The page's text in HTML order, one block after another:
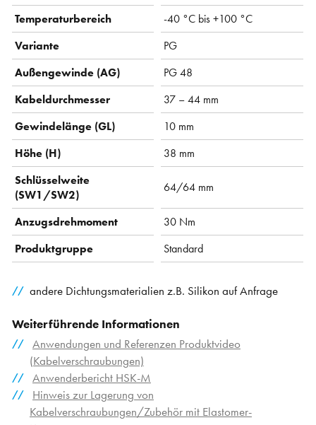
Temperaturbereich
-40 °C bis +100 °C
Variante
PG
Außengewinde (AG)
PG 48
Kabeldurchmesser
37 – 44 mm
Gewindelänge (GL)
10 mm
Höhe (H)
38 mm
Schlüsselweite
(SW1/SW2)
64/64 mm
Anzugsdrehmoment
30 Nm
Produktgruppe
Standard
andere Dichtungsmaterialien z.B. Silikon auf Anfrage
Weiterführende Informationen
Anwendungen und Referenzen Produktvideo
(Kabelverschraubungen)
Anwenderbericht HSK-M
Hinweis zur Lagerung von
Kabelverschraubungen/Zubehör mit Elastomer-